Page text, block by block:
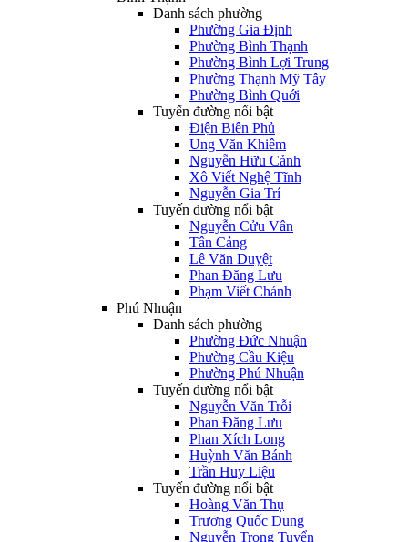
Danh sách phường
Phường Gia Định
Phường Bình Thạnh
Phường Bình Lợi Trung
Phường Thạnh Mỹ Tây
Phường Bình Quới
Tuyến đường nổi bật
Điện Biên Phủ
Ung Văn Khiêm
Nguyễn Hữu Cảnh
Xô Viết Nghệ Tĩnh
Nguyễn Gia Trí
Tuyến đường nổi bật
Nguyễn Cửu Vân
Tân Cảng
Lê Văn Duyệt
Phan Đăng Lưu
Phạm Viết Chánh
Phú Nhuận
Danh sách phường
Phường Đức Nhuận
Phường Cầu Kiệu
Phường Phú Nhuận
Tuyến đường nổi bật
Nguyễn Văn Trỗi
Phan Đăng Lưu
Phan Xích Long
Huỳnh Văn Bánh
Trần Huy Liệu
Tuyến đường nổi bật
Hoàng Văn Thụ
Trương Quốc Dung
Nguyễn Trọng Tuyển